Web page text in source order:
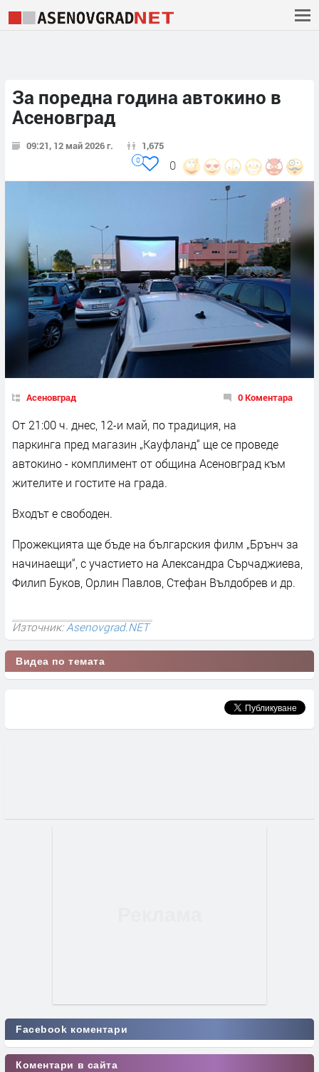
За поредна година автокино в
Асеновград
09:21, 12 май 2026 г. 1,675
0
0
Асеновград 0 Коментара
От 21:00 ч. днес, 12-и май, по традиция, на
паркинга пред магазин „Кауфланд“ ще се проведе
автокино - комплимент от община Асеновград към
жителите и гостите на града.
Входът е свободен.
Прожекцията ще бъде на българския филм „Брънч за
начинаещи“, с участието на Александра Сърчаджиева,
Филип Буков, Орлин Павлов, Стефан Вълдобрев и др.
Източник:Asenovgrad.NET
Видеа по темата
Facebook коментари
Коментари в сайта